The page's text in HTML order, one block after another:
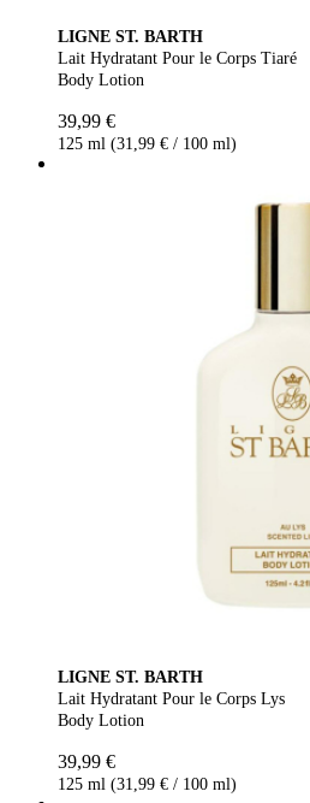
LIGNE ST. BARTH
Lait Hydratant Pour le Corps Tiaré
Body Lotion
39,99 €
125 ml (31,99 € / 100 ml)
LIGNE ST. BARTH
Lait Hydratant Pour le Corps Lys
Body Lotion
39,99 €
125 ml (31,99 € / 100 ml)